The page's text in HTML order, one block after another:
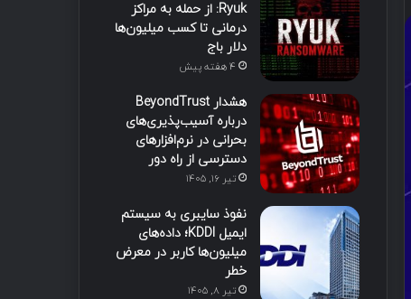
Ryuk: از حمله به مراکز
درمانی تا کسب میلیون‌ها
دلار باج
4 هفته پیش
هشدار BeyondTrust
درباره آسیب‌پذیری‌های
بحرانی در نرم‌افزارهای
دسترسی از راه دور
تیر ۱۶, ۱۴۰۵
نفوذ سایبری به سیستم
ایمیل KDDI؛ داده‌های
میلیون‌ها کاربر در معرض
خطر
تیر ۸, ۱۴۰۵